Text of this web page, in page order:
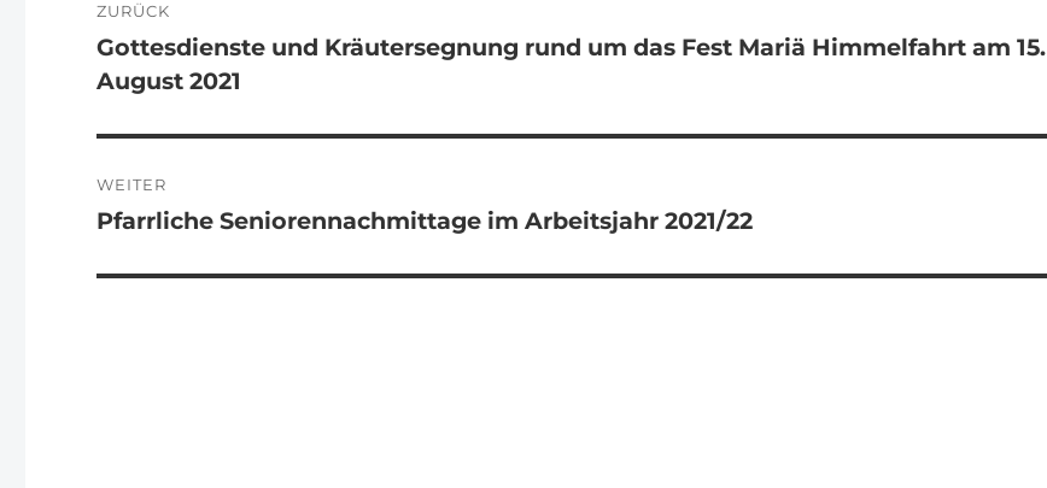
ZURÜCK
Vorheriger
Beitrag:
Gottesdienste und Kräutersegnung rund um das Fest Mariä Himmelfahrt am 15.
August 2021
WEITER
Nächster
Pfarrliche Seniorennachmittage im Arbeitsjahr 2021/22